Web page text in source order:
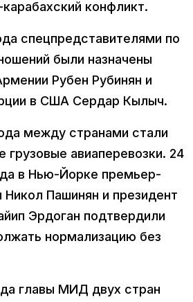
конфликт.
спецпредставителями по
были назначены
Рубен Рубинян и
в США Сердар Кылыч.
между странами стали
авиаперевозки. 24
в Нью-Йорке премьер-
Пашинян и президент
Эрдоган подтвердили
нормализацию без
главы МИД двух стран